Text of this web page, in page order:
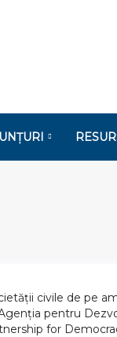
civile de pe
pentru
for